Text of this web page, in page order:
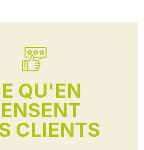
QU'EN
CLIENTS